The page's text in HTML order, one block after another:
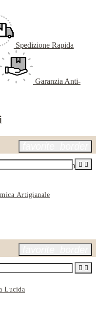
Spedizione Rapida
Garanzia Anti-
Artigianale
 
Lucida
 